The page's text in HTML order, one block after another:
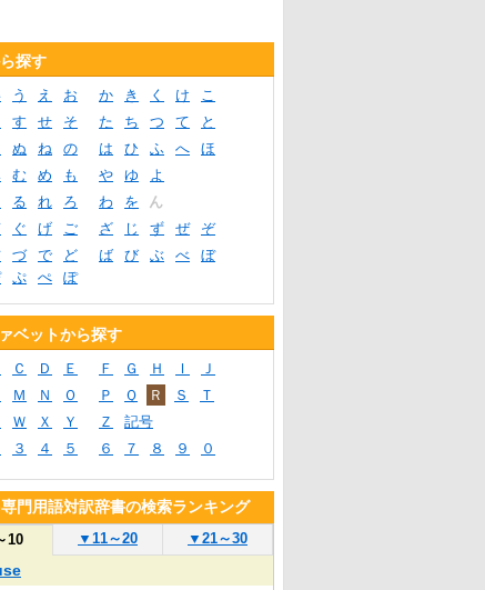
探す
う え お か き く け
こ
す せ そ た ち つ て
と
ぬ ね の は ひ ふ へ
ほ
む め も や ゆ
よ
る れ ろ わ を
ん
ぐ げ ご ざ じ ず ぜ
ぞ
づ で ど ば び ぶ べ
ぼ
ぷ ぺ ぽ
ベットから探す
Ｃ Ｄ Ｅ Ｆ Ｇ Ｈ Ｉ
Ｊ
Ｍ Ｎ Ｏ Ｐ Ｑ Ｒ Ｓ
Ｔ
Ｗ Ｘ Ｙ Ｚ
記号
３ ４ ５ ６ ７ ８ ９ ０
門用語対訳辞書の検索ランキング
10 ▼ 11～20 ▼ 21～30